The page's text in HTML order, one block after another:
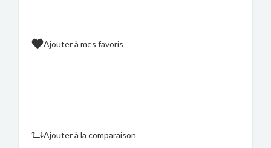
Ajouter à mes favoris
Ajouter à la comparaison